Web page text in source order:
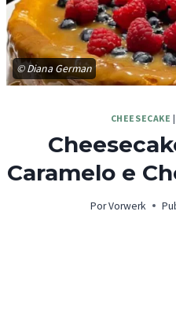
© Diana German
CHEESECAKE |
Caramelo e
PorVorwerk